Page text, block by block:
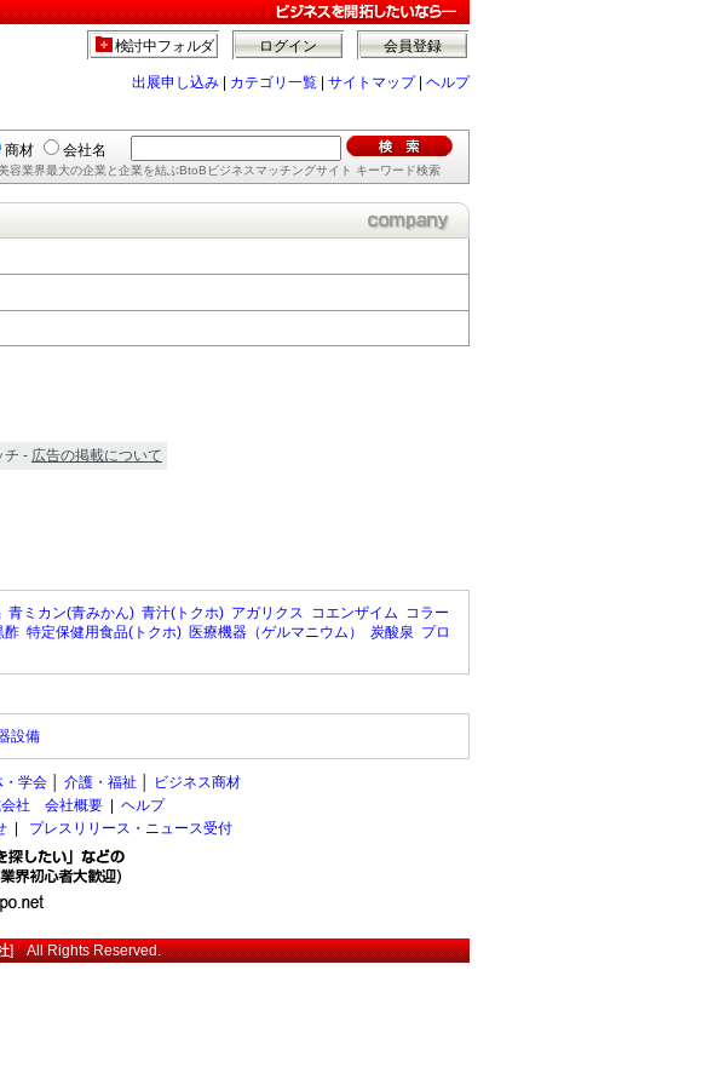
会員登録
ログイン
検討中フォルダ
出展申し込み カテゴリ一覧 サイトマップ| ヘルプ
商材 会社名
容業界最大の企業と企業を結ぶBtoBビジネスマッチングサイト キーワード検索
チ - 広告の掲載について
青ミカン(青みかん) 青汁(トクホ) アガリクス コエンザイム コラー
酢 特定保健用食品(トクホ) 医療機器（ゲルマニウム） 炭酸泉 プロ
設備
・学会 介護・福祉
ビジネス商材
会社 会社概要
ヘルプ
プレスリリース・ニュース受付
] All Rights Reserved.